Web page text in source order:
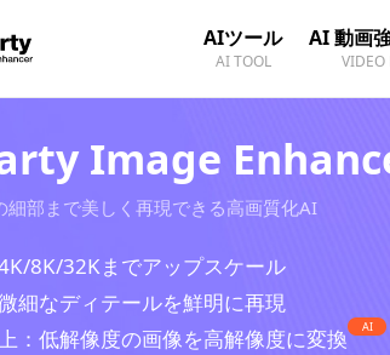
AIツール
AI TOOL
AI 動画
VIDEO
Image
細部まで美しく再現できる高画質化AI
8K/32Kまでアップスケール
細なディテールを鮮明に再現
：低解像度の画像を高解像度に変換
AI